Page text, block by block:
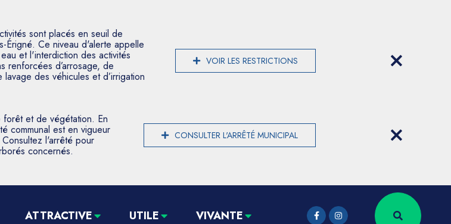
sont placés en seuil de
Érigné. Ce niveau d'alerte appelle
et l'interdiction des activités
renforcées d’arrosage, de
des véhicules et d’irrigation
VOIR LES RESTRICTIONS
et de végétation. En
communal est en vigueur
l'arrêté pour
concernés.
CONSULTER L'ARRÊTÉ MUNICIPAL
ATTRACTIVE UTILE VIVANTE